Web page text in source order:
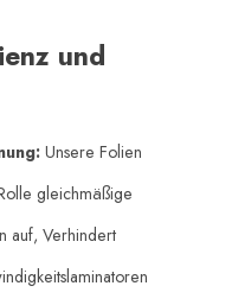
und
​ Unsere Folien
gleichmäßige
auf, Verhindert